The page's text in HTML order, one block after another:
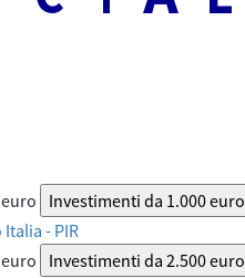
Investimenti da 1.000 euro
- PIR
Investimenti da 2.500 euro